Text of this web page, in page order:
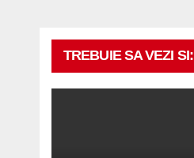
TREBUIE SA VEZI SI: